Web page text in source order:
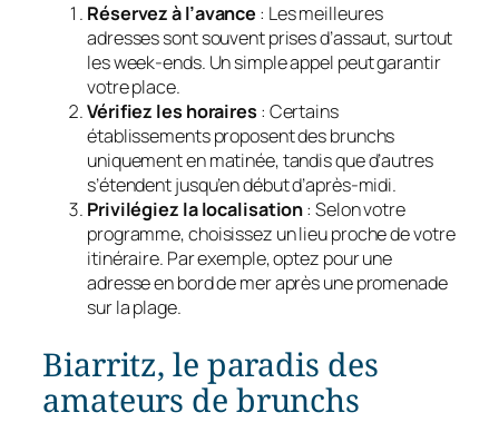
Réservez à l’avance : Les meilleures
adresses sont souvent prises d’assaut, surtout
les week-ends. Un simple appel peut garantir
votre place.
Vérifiez les horaires : Certains
établissements proposent des brunchs
uniquement en matinée, tandis que d’autres
s’étendent jusqu’en début d’après-midi.
Privilégiez la localisation: Selon votre
programme, choisissez un lieu proche de votre
itinéraire. Par exemple, optez pour une
adresse en bord de mer après une promenade
sur la plage.
Biarritz, le paradis des
amateurs de brunchs